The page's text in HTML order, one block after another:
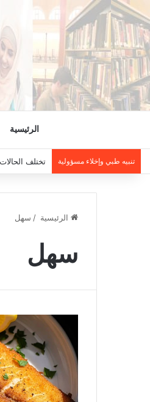
الرئيسية
تنبيه طبي وإخلاء مسؤولية تختلف
الرئيسية / سهل
سهل